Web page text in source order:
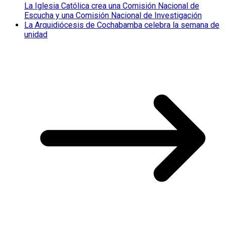
La Iglesia Católica crea una Comisión Nacional de
Escucha y una Comisión Nacional de Investigación
La Arquidiócesis de Cochabamba celebra la semana de
unidad